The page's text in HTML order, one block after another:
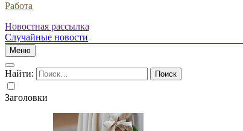
Работа
Новостная рассылка
Случайные новости
Меню
Найти:
Заголовки